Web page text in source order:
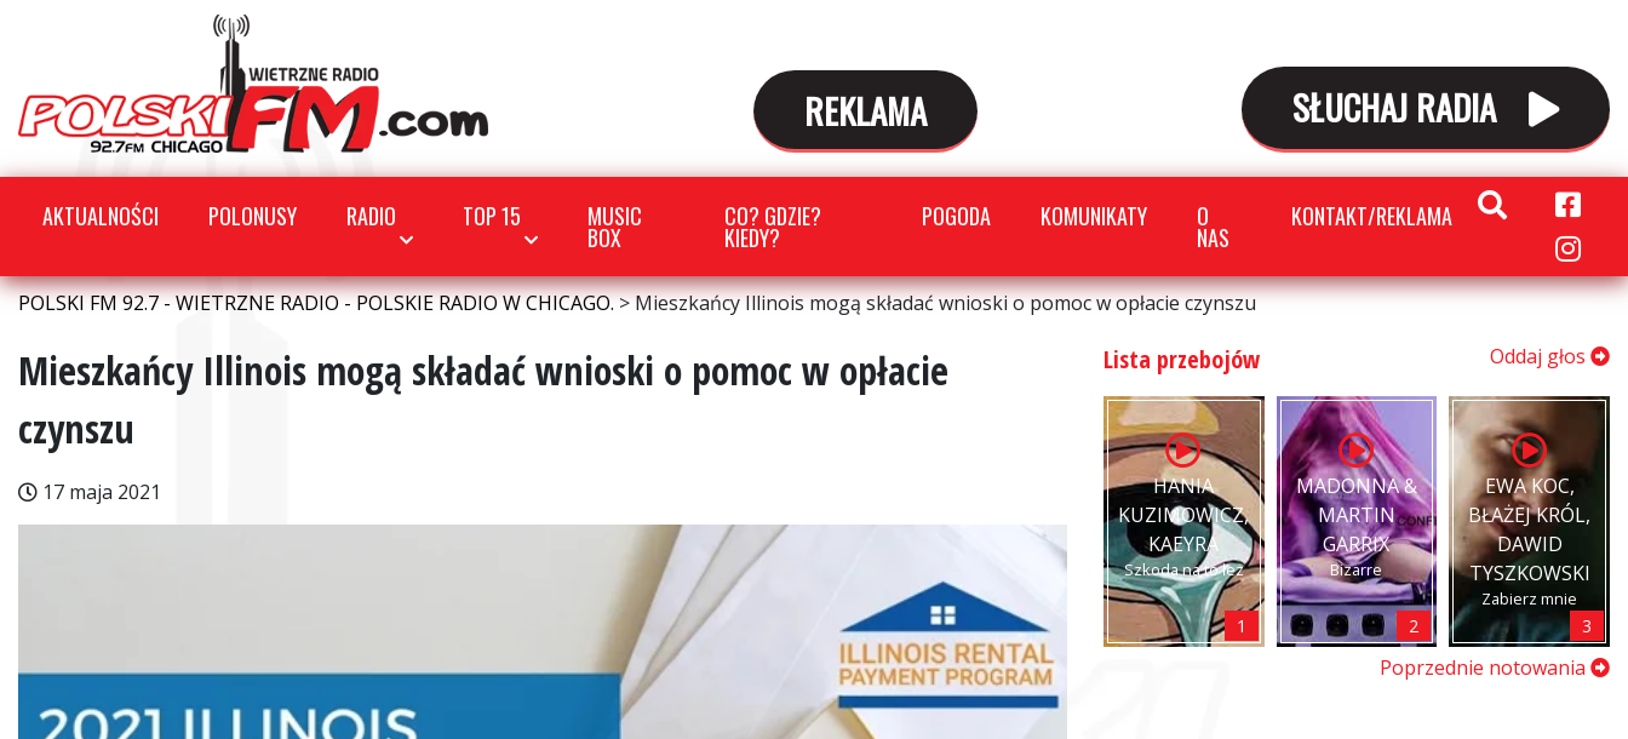
REKLAMA SŁUCHAJ RADIA
AKTUALNOŚCI POLONUSY RADIO TOP 15 MUSIC
BOX
CO? GDZIE?
KIEDY?
POGODA KOMUNIKATY O
NAS
KONTAKT/REKLAMA
POLSKI FM 92.7 - WIETRZNE RADIO - POLSKIE RADIO W CHICAGO.>Mieszkańcy Illinois mogą składać wnioski o pomoc w opłacie czynszu
Mieszkańcy Illinois mogą składać wnioski o pomoc w opłacie
czynszu
17 maja 2021
Lista przebojów Oddaj głos
HANIA
KUZIMOWICZ,
KAEYRA
Szkoda na to łez
1
MADONNA &
MARTIN
GARRIX
Bizarre
2
EWA KOC,
BŁAŻEJ KRÓL,
DAWID
TYSZKOWSKI
Zabierz mnie
3
Poprzednie notowania